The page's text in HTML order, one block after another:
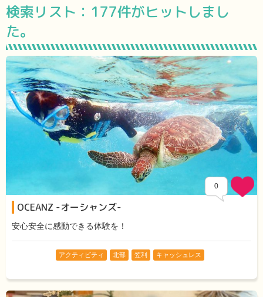
検索リスト： 177件がヒットしまし
た。
0
OCEANZ -オーシャンズ-
安心安全に感動できる体験を！
アクティビティ 北部 笠利 キャッシュレス